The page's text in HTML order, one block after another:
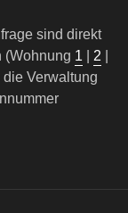
sind direkt
(Wohnung 1 2
Verwaltung